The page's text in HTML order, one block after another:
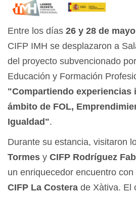
Entre los días 26 y 28 de mayo
CIFP IMH se desplazaron a
del proyecto subvencionado
Educación y Formación
"Compartiendo experiencias
ámbito de FOL,
Igualdad".
Durante su estancia, visitaron
Tormes y CIFP Rodríguez
un enriquecedor encuentro con
CIFP La Costera de Xàtiva. El